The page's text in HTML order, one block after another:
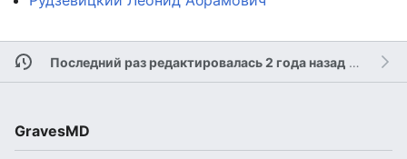
Последний раз редактировалась 2 года назадучастником
GravesMD